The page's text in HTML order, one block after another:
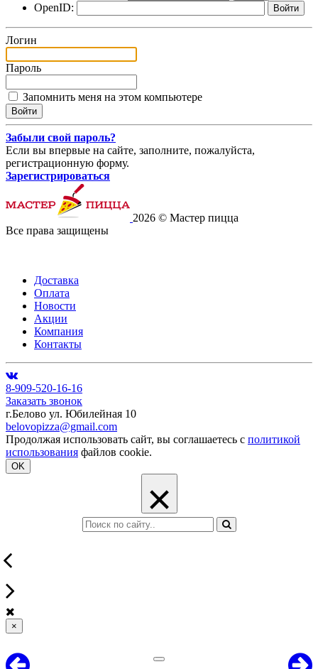
OpenID:
Логин
Пароль
Запомнить меня на этом компьютере
Забыли свой пароль?
Если вы впервые на сайте, заполните, пожалуйста,
регистрационную форму.
Зарегистрироваться
2026 © Мастер пицца
Все права защищены
Доставка
Оплата
Новости
Акции
Компания
Контакты
8-909-520-16-16
Заказать звонок
г.Белово ул. Юбилейная 10
belovopizza@gmail.com
Продолжая использовать сайт, вы соглашаетесь с политикой
использования файлов cookie.
OK
×
×